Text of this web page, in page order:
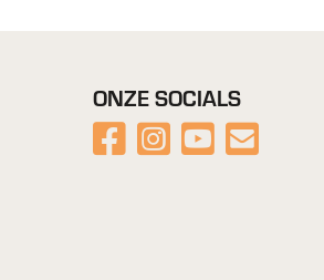
ONZE SOCIALS